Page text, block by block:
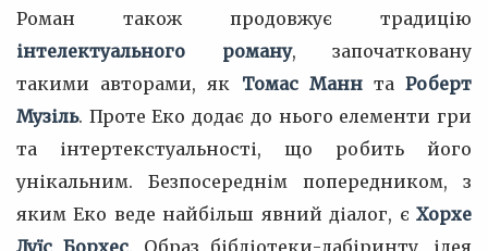
Роман також продовжує традицію
інтелектуального роману, започатковану
такими авторами, як Томас МаннтаРоберт
Музіль. Проте Еко додає до нього елементи гри
та інтертекстуальності, що робить його
унікальним. Безпосереднім попередником, з
яким Еко веде найбільш явний діалог, є Хорхе
Луїс Борхес. Образ бібліотеки-лабіринту, ідея